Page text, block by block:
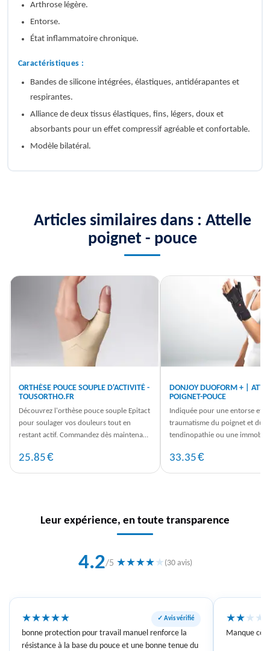
Arthrose légère.
Entorse.
État inflammatoire chronique.
Caractéristiques :
Bandes de silicone intégrées, élastiques, antidérapantes et
respirantes.
Alliance de deux tissus élastiques, fins, légers, doux et
absorbants pour un effet compressif agréable et confortable.
Modèle bilatéral.
Articles similaires dans : Attelle
poignet - pouce
ORTHÈSE POUCE SOUPLE D'ACTIVITÉ -
TOUSORTHO.FR
Découvrez l'orthèse pouce souple Epitact
pour soulager vos douleurs tout en
restant actif. Commandez dès maintenant
25.85€
DONJOY DUOFORM + |
POIGNET-POUCE
Indiquée pour une entorse et
traumatisme du poignet et du
tendinopathie ou une
33.35€
Leur expérience, en toute transparence
4.2/5 ★★★★★ (30 avis)
★★★★★ ✓ Avis vérifié
bonne protection pour travail manuel renforce la
résistance à la base du pouce et une bonne tenue du
★★★ ★
Manque